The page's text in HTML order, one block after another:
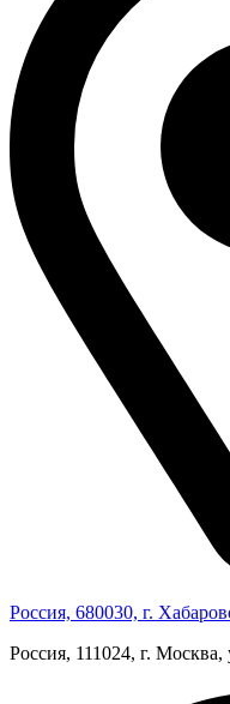
Россия, 680030, г.
Россия, 111024, г. Москва,